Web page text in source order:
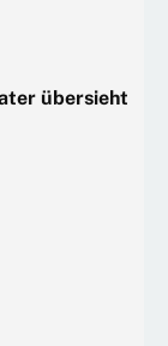
übersieht